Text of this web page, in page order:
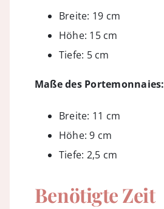
Breite: 19 cm
Höhe: 15 cm
Tiefe: 5 cm
Maße des Portemonnaies:
Breite: 11 cm
Höhe: 9 cm
Tiefe: 2,5 cm
Benötigte Zeit